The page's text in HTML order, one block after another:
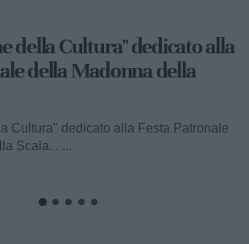
della Cultura" dedicato alla
della Madonna della
Cultura" dedicato alla Festa Patronale
Scala. . ...